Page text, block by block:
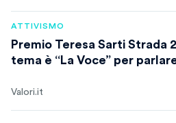
ATTIVISMO
Premio Teresa Sarti Strada
tema è “La Voce” per
Valori.it